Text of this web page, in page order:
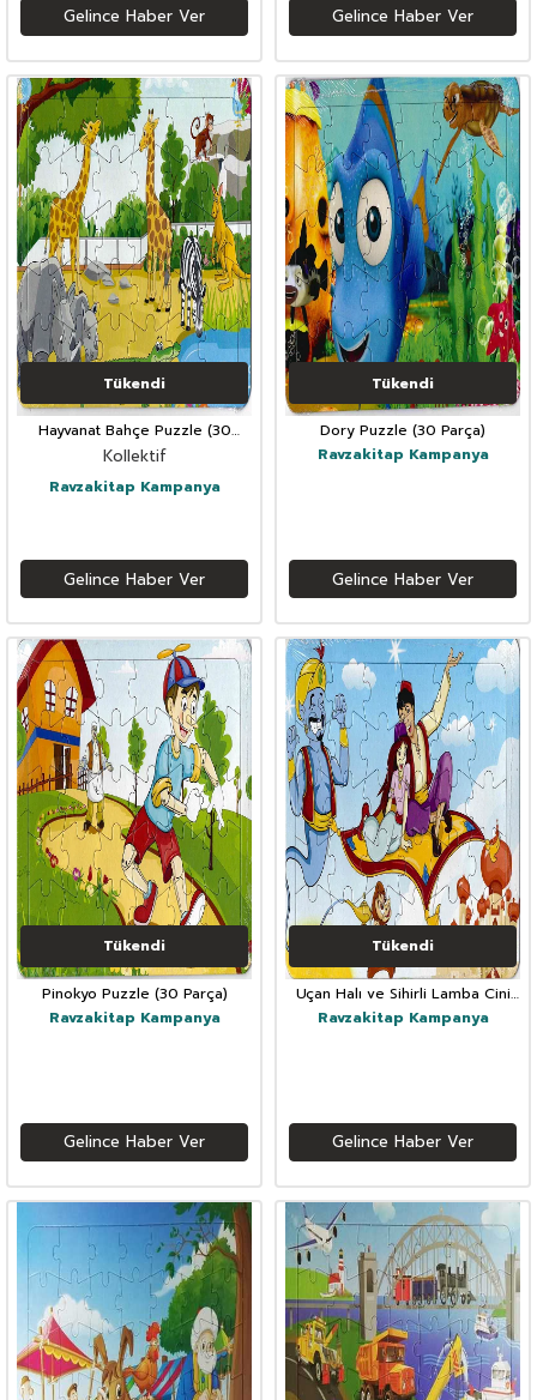
Gelince Haber Ver Gelince Haber Ver
Tükendi
Hayvanat Bahçe Puzzle (30
Parça)
Kollektif
Ravzakitap Kampanya
Gelince Haber Ver
Tükendi
Dory Puzzle (30 Parça)
Ravzakitap Kampanya
Gelince Haber Ver
Tükendi
Pinokyo Puzzle (30 Parça)
Ravzakitap Kampanya
Gelince Haber Ver
Tükendi
Uçan Halı ve Sihirli Lamba Cini
Puzzle (30 Parça)
Ravzakitap Kampanya
Gelince Haber Ver